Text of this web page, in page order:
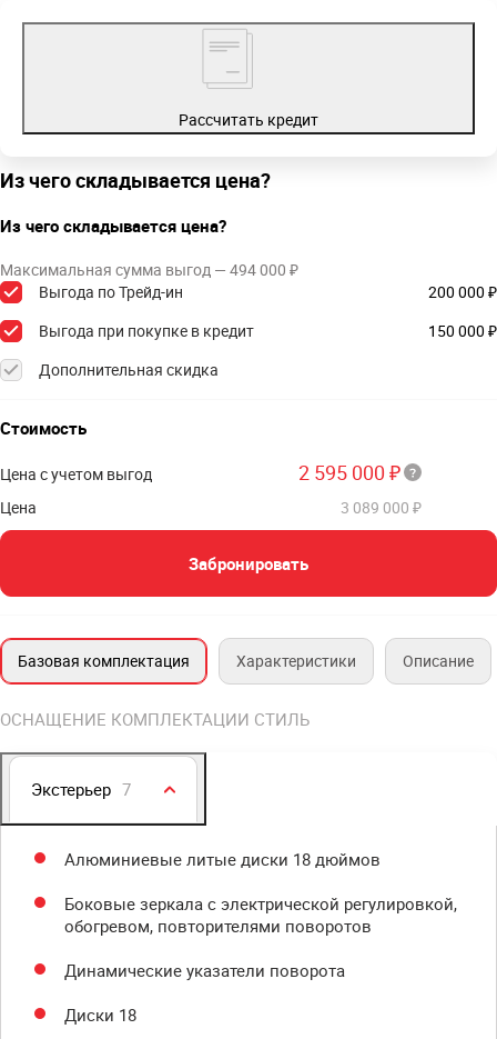
Рассчитать кредит
Из чего складывается цена?
Из чего складывается цена?
Максимальная сумма выгод — 494 000 ₽
Выгода по Трейд-ин
200 000 ₽
Выгода при покупке в кредит
150 000 ₽
Дополнительная скидка
Стоимость
Цена с учетом выгод 2 595 000 ₽
Цена 3 089 000 ₽
Забронировать
Базовая комплектация Характеристики Описание
ОСНАЩЕНИЕ КОМПЛЕКТАЦИИ СТИЛЬ
Экстерьер 7
Алюминиевые литые диски 18 дюймов
Боковые зеркала с электрической регулировкой,
обогревом, повторителями поворотов
Динамические указатели поворота
Диски 18